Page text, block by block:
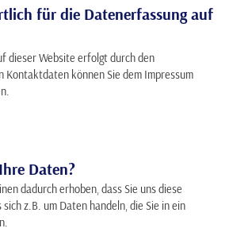
für die Datenerfassung auf
dieser Website erfolgt durch den
Kontaktdaten können Sie dem Impressum
Daten?
dadurch erhoben, dass Sie uns diese
z.B. um Daten handeln, die Sie in ein